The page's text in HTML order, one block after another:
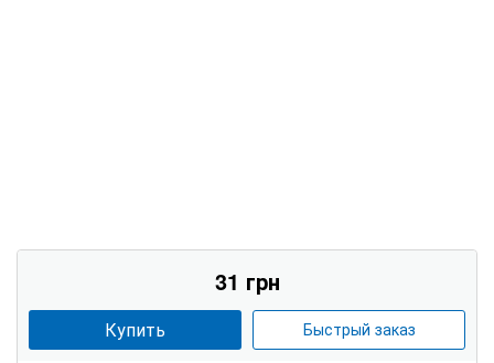
31 грн
Купить Быстрый заказ